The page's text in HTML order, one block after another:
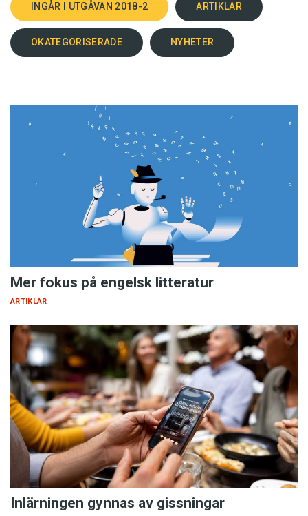
INGÅR I UTGÅVAN 2018-2 ARTIKLAR
OKATEGORISERADE NYHETER
Mer fokus på engelsk litteratur
ARTIKLAR
Inlärningen gynnas av gissningar